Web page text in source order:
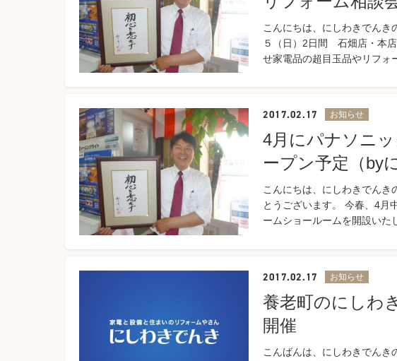
こんにちは、にしわきでんき
５（日）2日間 石畑店・本
せ家電品の超目玉品やリフォ
2017.02.17 お知らせ
4月にパナソニ
ープン予定（by
こんにちは、にしわきでんき
とうございます。 今春、4月
ームショールームを開設いた
2017.02.17 お知らせ
養老町のにしわ
開催
こんばんは、にしわきでんき